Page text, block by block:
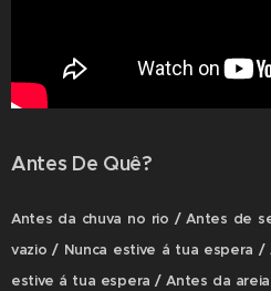
Antes De Quê?
Antes da chuva no rio / Antes de
vazio / Nunca estive á tua espera
estive á tua espera / Antes da